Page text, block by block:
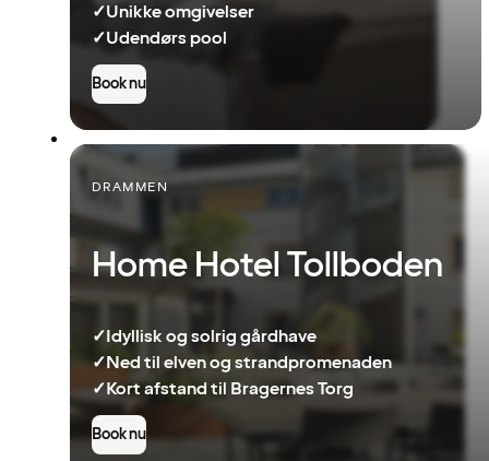
✓Unikke omgivelser
✓Udendørs pool
Book nu
DRAMMEN
Home Hotel Tollboden
✓Idyllisk og solrig gårdhave
✓Ned til elven og strandpromenaden
✓Kort afstand til Bragernes Torg
Book nu